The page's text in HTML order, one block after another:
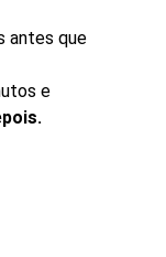
antes que
e